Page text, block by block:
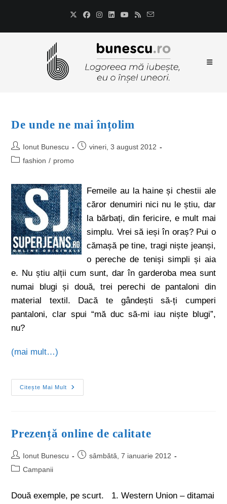
De unde ne mai înțolim
Ionut Bunescu
vineri, 3 august 2012
fashion / promo
Femeile au la haine și chestii ale
căror denumiri nici nu le știu, dar
la bărbați, din fericire, e mult mai
simplu. Vrei să ieși în oraș? Pui o
cămașă pe tine, tragi niște jeanși,
o pereche de teniși simpli și aia
e. Nu știu alții cum sunt, dar în garderoba mea sunt
numai blugi și două, trei perechi de pantaloni din
material textil. Dacă te gândești să-ți cumperi
pantaloni, clar spui “mă duc să-mi iau niște blugi”,
nu?
(mai mult…)
Citește Mai Mult
Prezență online de calitate
Ionut Bunescu
sâmbătă, 7 ianuarie 2012
Campanii
Două exemple, pe scurt. 1. Western Union – ditamai